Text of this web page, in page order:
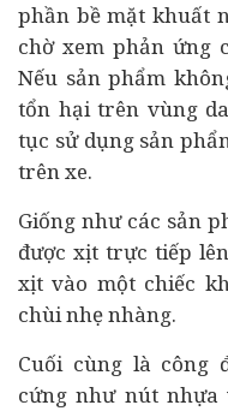
phần bề mặt khuất
chờ xem phản ứng
Nếu sản phẩm
tổn hại trên vùng
tục sử dụng sản
trên xe.
Giống như các sản
được xịt trực tiếp
xịt vào một chiếc
chùi nhẹ nhàng.
Cuối cùng là công
cứng như nút nhựa